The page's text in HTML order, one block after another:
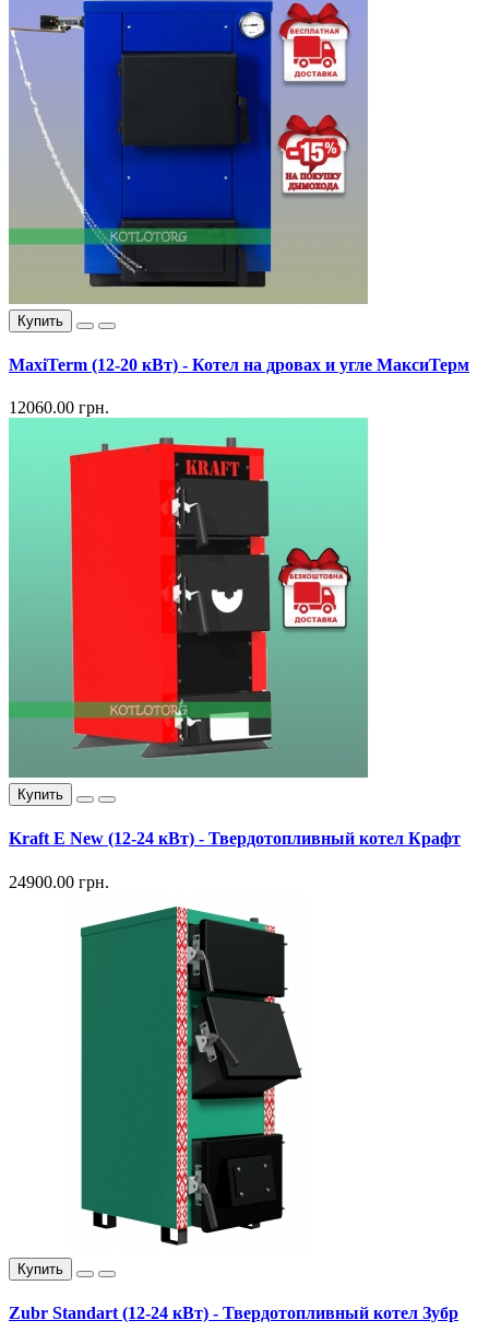
Купить
MaxiTerm (12-20 кВт) - Котел на дровах и угле МаксиТерм
12060.00 грн.
Купить
Kraft E New (12-24 кВт) - Твердотопливный котел Крафт
24900.00 грн.
Купить
Zubr Standart (12-24 кВт) - Твердотопливный котел Зубр